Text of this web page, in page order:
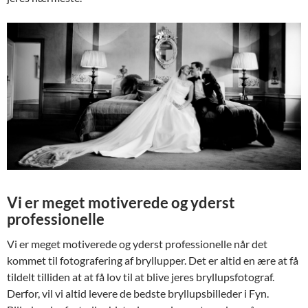
Vi er meget motiverede og yderst
professionelle
Vi er meget motiverede og yderst professionelle når det
kommet til fotografering af bryllupper. Det er altid en ære at få
tildelt tilliden at at få lov til at blive jeres bryllupsfotograf.
Derfor, vil vi altid levere de bedste bryllupsbilleder i Fyn.